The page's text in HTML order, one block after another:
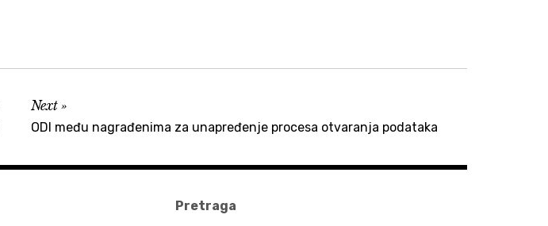
Next
ODI među nagrađenima za unapređenje procesa otvaranja podataka
Pretraga